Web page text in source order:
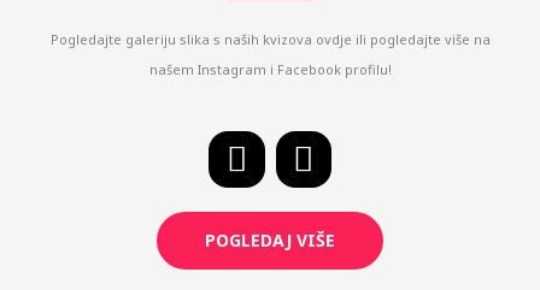
Pogledajte galeriju slika s naših kvizova ovdje ili pogledajte više na
našem Instagram i Facebook profilu!
F
a
c
e
I
n
s
t
POGLEDAJ VIŠE